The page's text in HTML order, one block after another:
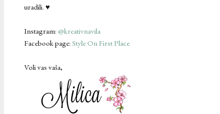
uradili. ♥
Instagram: @kreativnavila
Facebook page: Style On First Place
Voli vas vaša,